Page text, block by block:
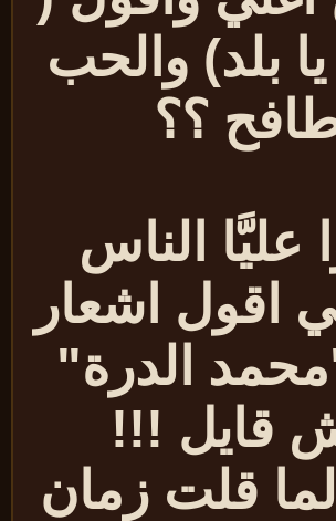
بلد) والحب
؟؟
عليَّا الناس
اقولاشعار
الدرة"
قايل !!!
قلت زمان